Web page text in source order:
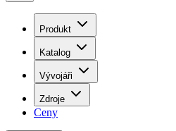
Produkt
Katalog
Vývojáři
Zdroje
Ceny